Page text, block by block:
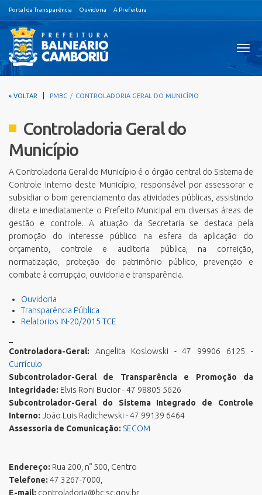
Portal da Transparência Ouvidoria A Prefeitura
VOLTAR PMBC CONTROLADORIA GERAL DO MUNICÍPIO
Controladoria Geral do
Município
A Controladoria Geral do Município é o órgão central do Sistema de
Controle Interno deste Município, responsável por assessorar e
subsidiar o bom gerenciamento das atividades públicas, assistindo
direta e imediatamente o Prefeito Municipal em diversas áreas de
gestão e controle. A atuação da Secretaria se destaca pela
promoção do interesse público na esfera da aplicação do
orçamento, controle e auditoria pública, na correição,
normatização, proteção do patrimônio público, prevenção e
combate à corrupção, ouvidoria e transparência.
Ouvidoria
Transparência Pública
Relatorios IN-20/2015 TCE
Controladora-Geral: Angelita Koslowski - 47 99906 6125 -
Currículo
Subcontrolador-Geral de Transparência e Promoção da
Integridade: Elvis Roni Bucior - 47 98805 5626
Subcontrolador-Geral do Sistema Integrado de Controle
Interno: João Luis Radichewski - 47 99139 6464
Assessoria de Comunicação: SECOM
Endereço: Rua 200, n° 500, Centro
Telefone: 47 3267-7000,
E-mail: controladoria@bc.sc.gov.br